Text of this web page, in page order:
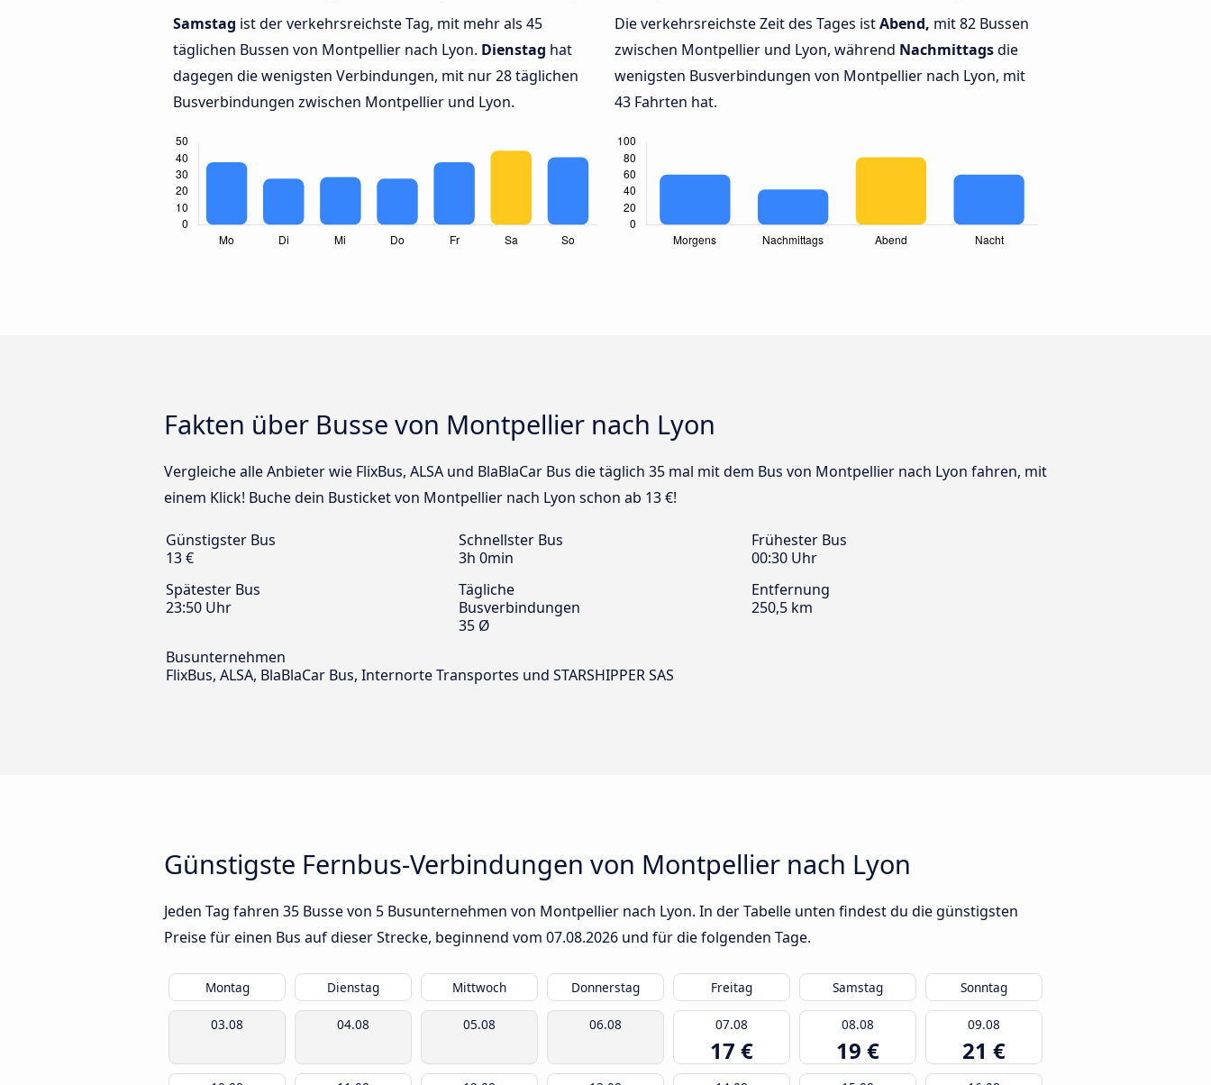
Samstag ist der verkehrsreichste Tag, mit mehr als 45
täglichen Bussen von Montpellier nach Lyon. Dienstag hat
dagegen die wenigsten Verbindungen, mit nur 28 täglichen
Busverbindungen zwischen Montpellier und Lyon.
Die verkehrsreichste Zeit des Tages istAbend, mit 82 Bussen
zwischen Montpellier und Lyon, während Nachmittagsdie
wenigsten Busverbindungen von Montpellier nach Lyon, mit
43 Fahrten hat.
Fakten über Busse von Montpellier nach Lyon
Vergleiche alle Anbieter wie FlixBus, ALSA und BlaBlaCar Bus die täglich 35 mal mit dem Bus von Montpellier nach Lyon fahren, mit
einem Klick! Buche dein Busticket von Montpellier nach Lyon schon ab 13 €!
Günstigster Bus
13 €
Schnellster Bus
3h 0min
Frühester Bus
00:30 Uhr
Spätester Bus
23:50 Uhr
Tägliche
Busverbindungen
35 Ø
Entfernung
250,5 km
Busunternehmen
FlixBus, ALSA, BlaBlaCar Bus, Internorte Transportes und STARSHIPPER SAS
Günstigste Fernbus-Verbindungen von Montpellier nach Lyon
Jeden Tag fahren 35 Busse von 5 Busunternehmen von Montpellier nach Lyon. In der Tabelle unten findest du die günstigsten
Preise für einen Bus auf dieser Strecke, beginnend vom 07.08.2026 und für die folgenden Tage.
Montag Dienstag Mittwoch Donnerstag Freitag Samstag Sonntag
03.08 04.08 05.08 06.08 07.08
17 €
08.08
19 €
09.08
21 €